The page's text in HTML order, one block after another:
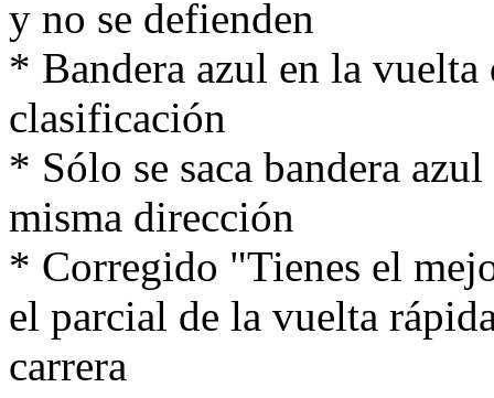
y no se defienden
* Bandera azul en la
clasificación
* Sólo se saca bandera
misma dirección
* Corregido "Tienes el
el parcial de la vuelta
carrera